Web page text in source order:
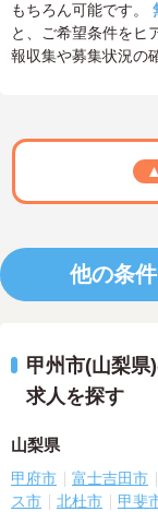
もちろん可能です。
と、ご希望条件をヒ
報収集や募集状況の
他の条
甲州市(山梨県
求人を探す
山梨県
甲府市 富士吉田市
ス市
北杜市 甲斐